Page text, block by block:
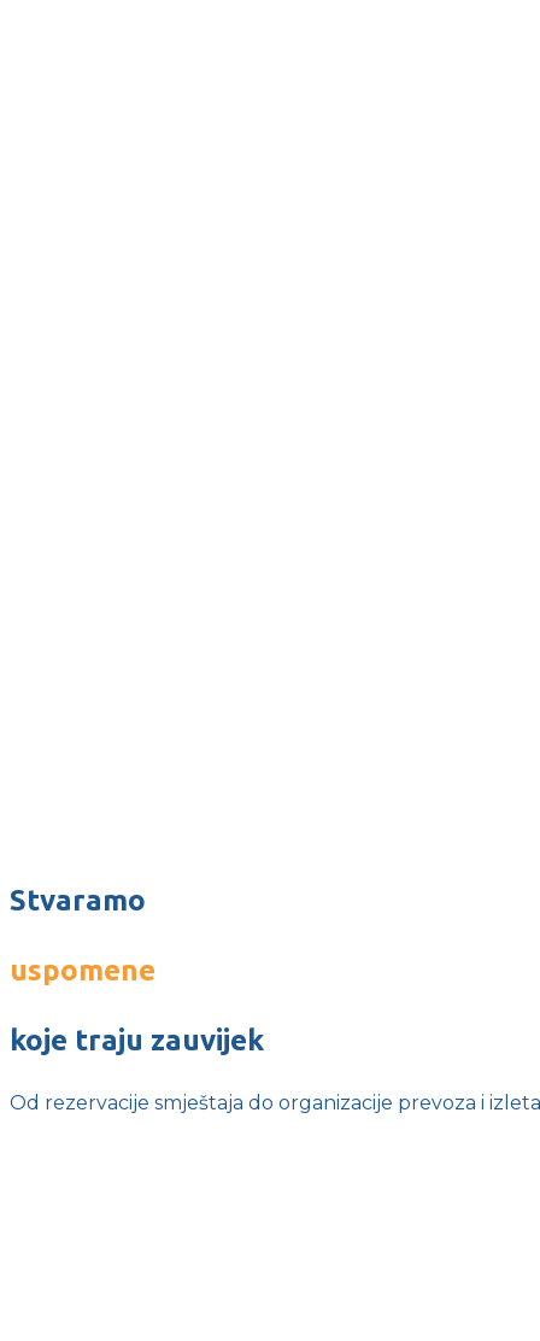
Stvaramo
uspomene
koje traju zauvijek
Od rezervacije smještaja do organizacije prevoza i